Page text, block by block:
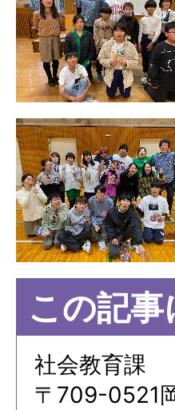
この記
社会教育課
〒709-0521